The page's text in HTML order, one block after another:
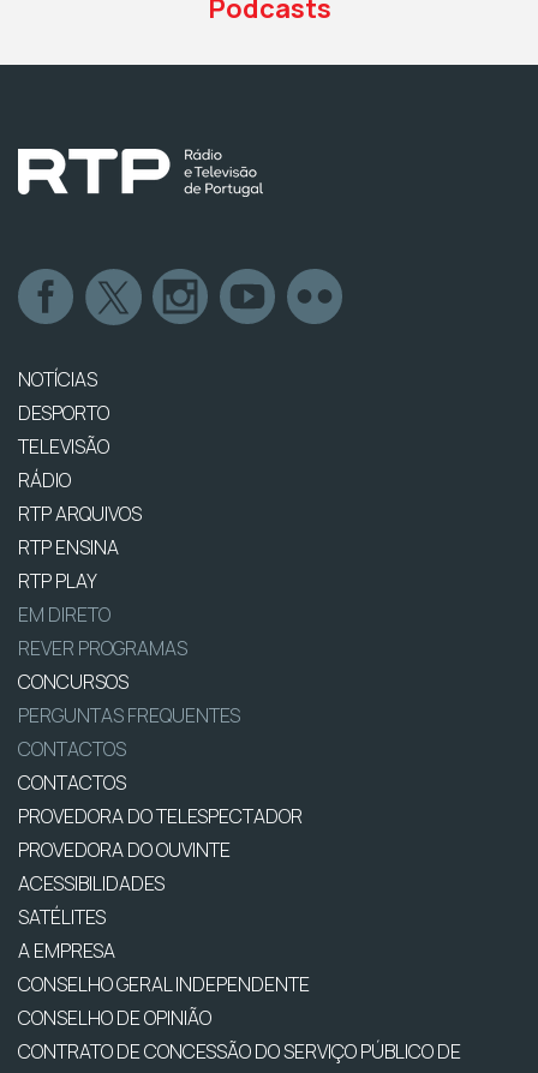
Podcasts
NOTÍCIAS
DESPORTO
TELEVISÃO
RÁDIO
RTP ARQUIVOS
RTP ENSINA
RTP PLAY
EM DIRETO
REVER PROGRAMAS
CONCURSOS
PERGUNTAS FREQUENTES
CONTACTOS
CONTACTOS
PROVEDORA DO TELESPECTADOR
PROVEDORA DO OUVINTE
ACESSIBILIDADES
SATÉLITES
A EMPRESA
CONSELHO GERAL INDEPENDENTE
CONSELHO DE OPINIÃO
CONTRATO DE CONCESSÃO DO SERVIÇO PÚBLICO DE